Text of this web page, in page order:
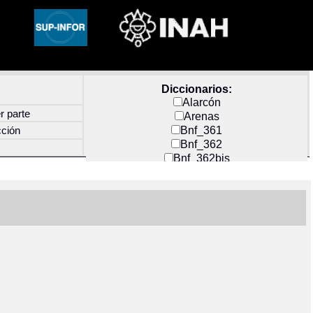
Diccionarios:
Alarcón
Arenas
Bnf_361
Bnf_362
Bnf_362bis
Docs_México
parte